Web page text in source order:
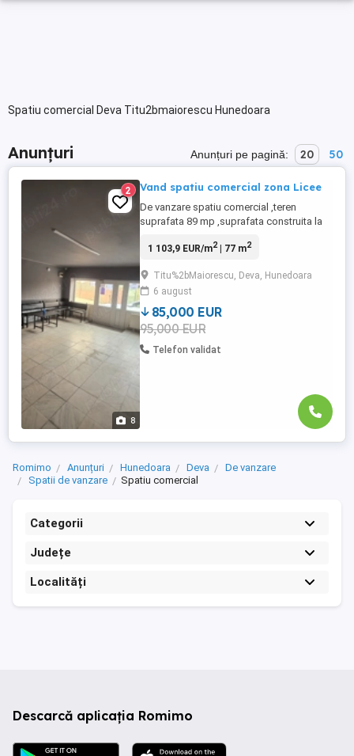
Spatiu comercial Deva Titu2bmaiorescu Hunedoara
Anunțuri Anunțuri pe pagină: 20 50
8
2 Vand spatiu comercial zona Licee
De vanzare spatiu comercial ,teren
suprafata 89 mp ,suprafata construita la
sanitar la parter,la mansardă mai sunt 2
electric,geamuri termopan,gresie și se
pretează pentru orice activitate(inclusiv
locuinta). Se acceptă ...
1 103,9 EUR/m2| 77 m2
Titu%2bMaiorescu, Deva, Hunedoara
6 august
85,000 EUR
95,000 EUR
Telefon validat
Romimo Anunțuri Hunedoara Deva
De vanzare
Spatii de vanzare
Spatiu comercial
Categorii
Județe
Localități
Descarcă aplicația Romimo